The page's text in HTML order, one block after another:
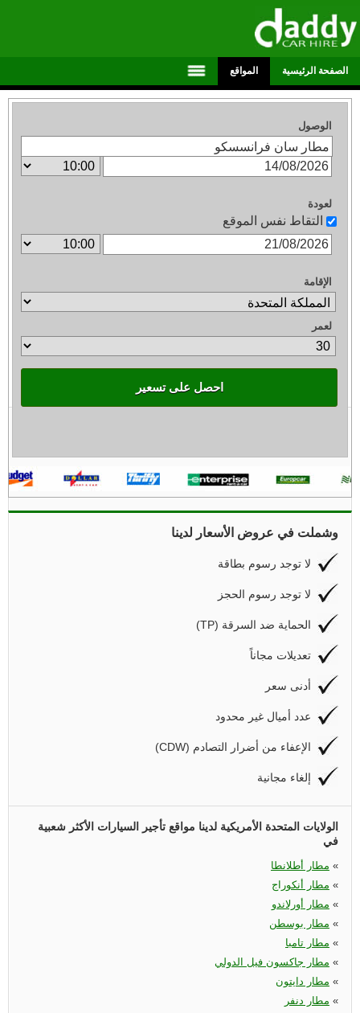
الصفحة الرئيسية المواقع
الوصول
لعودة
التقاط نفس الموقع
الإقامة
لعمر
احصل على تسعير
وشملت في عروض الأسعار لدينا
لا توجد رسوم بطاقة
لا توجد رسوم الحجز
(TP) الحماية ضد السرقة
تعديلات مجاناً
أدنى سعر
عدد أميال غير محدود
(CDW) الإعفاء من أضرار التصادم
إلغاء مجانية
الولايات المتحدة الأمريكية لدينا مواقع تأجير السيارات الأكثر شعبية
في
مطار أطلانطا «
مطار أنكوراج «
مطار أورلاندو «
مطار بوسطن «
مطار تامبا «
مطار جاكسون فيل الدولي «
مطار دايتون «
مطار دنفر «